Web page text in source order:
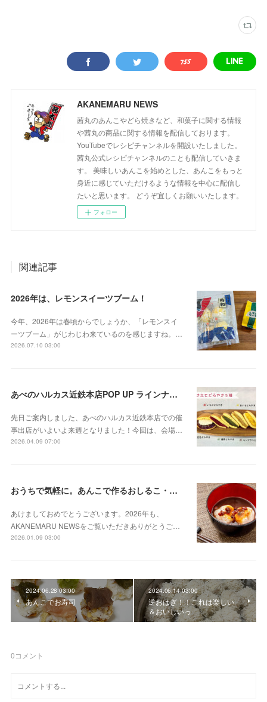
AKANEMARU NEWS
茜丸のあんこやどら焼きなど、和菓子に関する情報
や茜丸の商品に関する情報を配信しております。
YouTubeでレシピチャンネルを開設いたしました。
茜丸公式レシピチャンネルのことも配信していきま
す。 美味しいあんこを始めとした、あんこをもっと
身近に感じていただけるような情報を中心に配信し
たいと思います。 どうぞ宜しくお願いいたします。
フォロー
関連記事
2026年は、レモンスイーツブーム！
今年、2026年は春頃からでしょうか、「レモンスイ
ーツブーム」がじわじわ来ているのを感じますね。…
2026.07.10 03:00
あべのハルカス近鉄本店POP UP ラインナップをご紹介！
先日ご案内しました、あべのハルカス近鉄本店での催
事出店がいよいよ来週となりました！今回は、会場…
2026.04.09 07:00
おうちで気軽に。あんこで作るおしるこ・ぜんざい
あけましておめでとうございます。2026年も、
AKANEMARU NEWSをご覧いただきありがとうご…
2026.01.09 03:00
2024.06.28 03:00
あんこでお寿司
2024.06.14 03:00
逆おはぎ！！これは楽しい
＆おいしいっ
0コメント